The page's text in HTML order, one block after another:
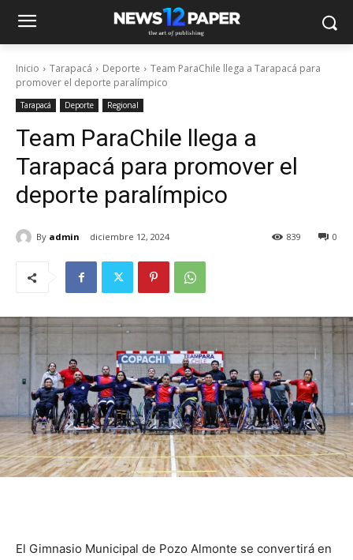
Inicio Tarapacá Deporte
Team ParaChile llega a Tarapacá para
promover el deporte paralímpico
Tarapacá Deporte Regional
Team ParaChile llega a
Tarapacá para promover el
deporte paralímpico
By admin diciembre 12, 2024 0
839
El Gimnasio Municipal de Pozo Almonte se convertirá en